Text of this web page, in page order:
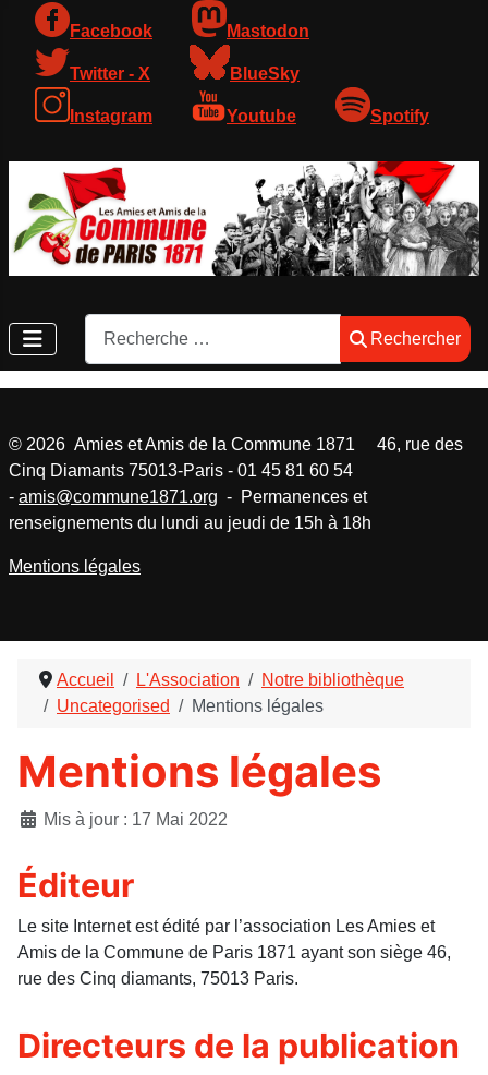
Facebook Mastodon
Twitter - X BlueSky
Instagram Youtube Spotify
Rechercher
Rechercher
Accueil L'Association
Notre bibliothèque
Uncategorised
Mentions légales
Mentions légales
DétailsMis à jour : 17 Mai 2022
Éditeur
Le site Internet est édité par l’association Les Amies et
Amis de la Commune de Paris 1871 ayant son siège 46,
rue des Cinq diamants, 75013 Paris.
Directeurs de la publication
© 2026 Amies et Amis de la Commune 1871 46, rue des
Cinq Diamants 75013-Paris - 01 45 81 60 54
- amis@commune1871.org - Permanences et
renseignements du lundi au jeudi de 15h à 18h
Mentions légales